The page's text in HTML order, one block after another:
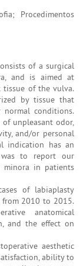
Procedimentos
of a surgical
and is aimed at
tissue of the vulva.
by tissue that
conditions.
unpleasant odor,
and/or personal
indication has an
to report our
minora in patients
of labiaplasty
from 2010 to 2015.
anatomical
and the effect on
aesthetic
ability to